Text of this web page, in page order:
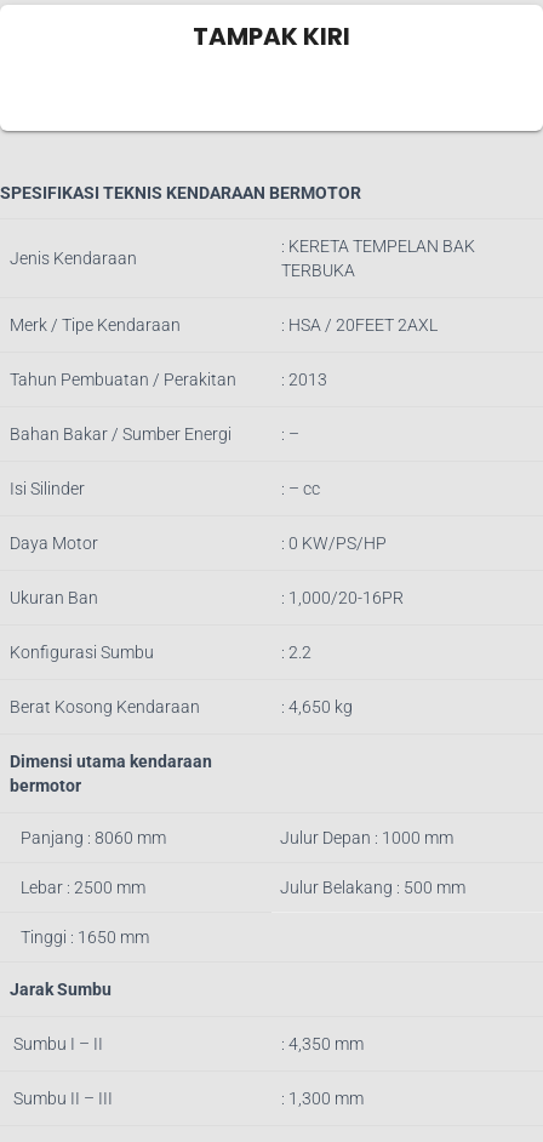
TAMPAK KIRI
SPESIFIKASI TEKNIS KENDARAAN BERMOTOR
Jenis Kendaraan
: KERETA TEMPELAN BAK
TERBUKA
Merk / Tipe Kendaraan : HSA / 20FEET 2AXL
Tahun Pembuatan / Perakitan : 2013
Bahan Bakar / Sumber Energi : –
Isi Silinder : – cc
Daya Motor : 0 KW/PS/HP
Ukuran Ban : 1,000/20-16PR
Konfigurasi Sumbu : 2.2
Berat Kosong Kendaraan : 4,650 kg
Dimensi utama kendaraan
bermotor
Panjang : 8060 mm Julur Depan : 1000 mm
Lebar : 2500 mm Julur Belakang : 500 mm
Tinggi : 1650 mm
Jarak Sumbu
Sumbu I – II : 4,350 mm
Sumbu II – III : 1,300 mm